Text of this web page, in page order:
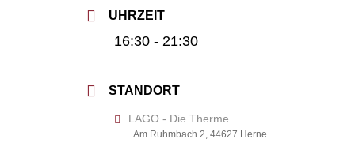
UHRZEIT
16:30 - 21:30
STANDORT
LAGO - Die Therme
Am Ruhmbach 2, 44627 Herne